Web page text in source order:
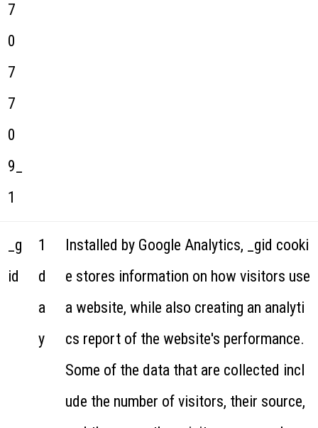
7
0
7
7
0
9_
1
_g
id
1
d
a
y
Installed by Google Analytics, _gid cooki
e stores information on how visitors use
a website, while also creating an analyti
cs report of the website's performance.
Some of the data that are collected incl
ude the number of visitors, their source,